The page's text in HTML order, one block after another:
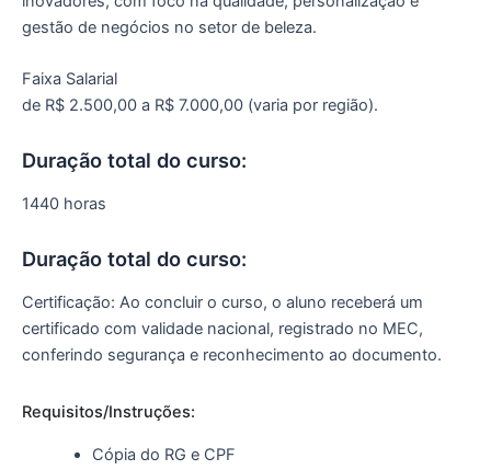
gestão de negócios no setor de beleza.
Faixa Salarial
de R$ 2.500,00 a R$ 7.000,00 (varia por região).
Duração total do curso:
1440 horas
Duração total do curso:
Certificação: Ao concluir o curso, o aluno receberá um
certificado com validade nacional, registrado no MEC,
conferindo segurança e reconhecimento ao documento.
Requisitos/Instruções:
Cópia do RG e CPF